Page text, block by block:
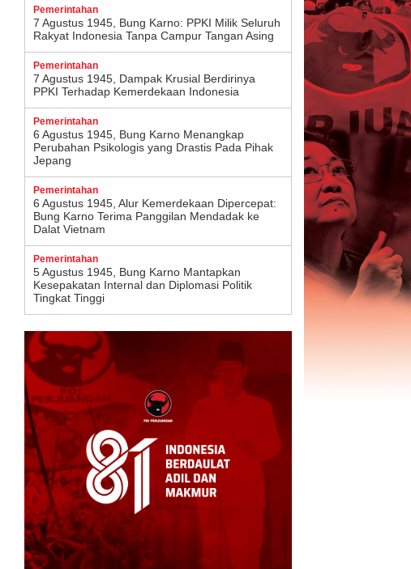
Pemerintahan
7 Agustus 1945, Bung Karno: PPKI Milik Seluruh
Rakyat Indonesia Tanpa Campur Tangan Asing
Pemerintahan
7 Agustus 1945, Dampak Krusial Berdirinya
PPKI Terhadap Kemerdekaan Indonesia
Pemerintahan
6 Agustus 1945, Bung Karno Menangkap
Perubahan Psikologis yang Drastis Pada Pihak
Jepang
Pemerintahan
6 Agustus 1945, Alur Kemerdekaan Dipercepat:
Bung Karno Terima Panggilan Mendadak ke
Dalat Vietnam
Pemerintahan
5 Agustus 1945, Bung Karno Mantapkan
Kesepakatan Internal dan Diplomasi Politik
Tingkat Tinggi